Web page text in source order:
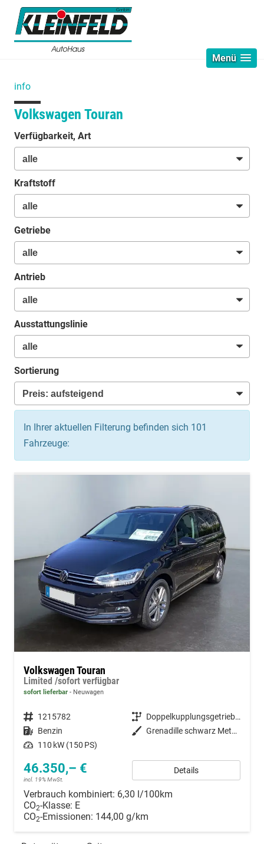
Menü
info
Volkswagen Touran
Verfügbarkeit, Art
Kraftstoff
Getriebe
Antrieb
Ausstattungslinie
Sortierung
In Ihrer aktuellen Filterung befinden sich 101
Fahrzeuge:
Volkswagen Touran
Limited /sofort verfügbar
sofort lieferbar Neuwagen
Fahrzeugnummer 1215782 Getriebe
Doppelkupplungsgetriebe (DSG)
Kraftstoff Benzin Außenfarbe
Grenadille schwarz Metallic
Leistung 110 kW (150 PS)
46.350,– €
incl. 19% MwSt.
Details
Verbrauch kombiniert: 6,30 l/100km
CO2-Klasse: E
CO2-Emissionen: 144,00 g/km